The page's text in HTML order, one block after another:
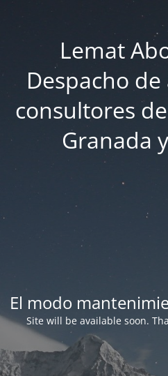
Lemat
Despacho de
consultores
Granada
El modo
Site will be available soon.